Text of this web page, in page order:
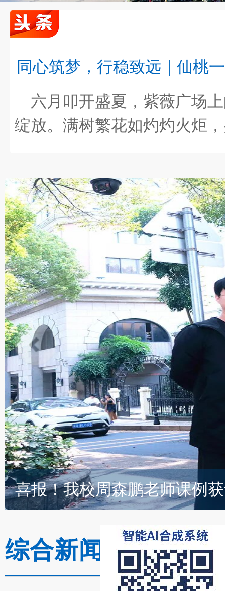
同心筑梦，行稳致远｜仙桃
六月叩开盛夏，紫薇广场
绽放。满树繁花如灼灼火炬
回响”教育信念的深情印证。
喜报！我校周森鹏老师课例获评2025年“湖北…
综合新闻 获奖喜讯